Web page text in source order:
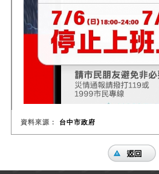
資料來源： 台中市政府